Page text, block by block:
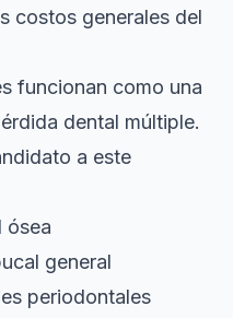
costos generales del
funcionan como una
dental múltiple.
a este
ósea
general
periodontales